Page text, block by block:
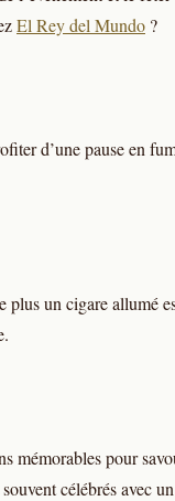
El Rey del Mundo ?
d’une pause en
plus un cigare allumé
mémorables pour
célébrés avec